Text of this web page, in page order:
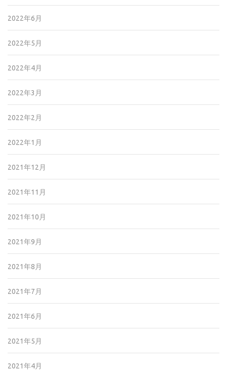
2022年6月
2022年5月
2022年4月
2022年3月
2022年2月
2022年1月
2021年12月
2021年11月
2021年10月
2021年9月
2021年8月
2021年7月
2021年6月
2021年5月
2021年4月